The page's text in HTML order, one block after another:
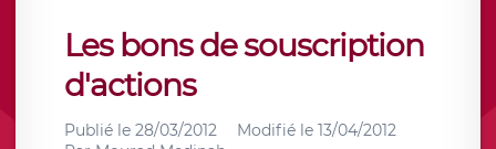
Les bons de souscription
d'actions
Publié le 28/03/2012 Modifié le 13/04/2012